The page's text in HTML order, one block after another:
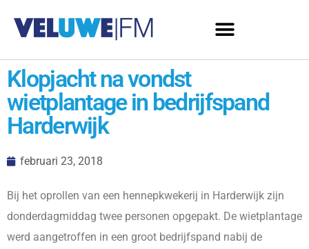
Klopjacht na vondst
wietplantage in bedrijfspand
Harderwijk
februari 23, 2018
Bij het oprollen van een hennepkwekerij in Harderwijk zijn
donderdagmiddag twee personen opgepakt. De wietplantage
werd aangetroffen in een groot bedrijfspand nabij de